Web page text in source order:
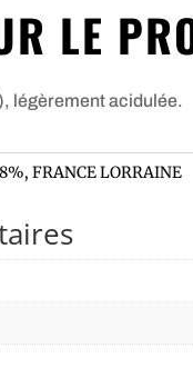
LE
légèrement acidulée.
,FRANCE LORRAINE